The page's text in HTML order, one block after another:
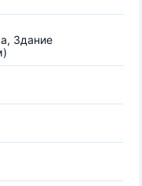
Здание